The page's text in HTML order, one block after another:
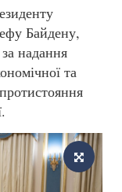
Байдену,
надання
та